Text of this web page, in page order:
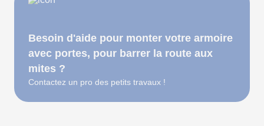
Besoin d'aide pour monter votre armoire
avec portes, pour barrer la route aux
mites ?
Contactez un pro des petits travaux !